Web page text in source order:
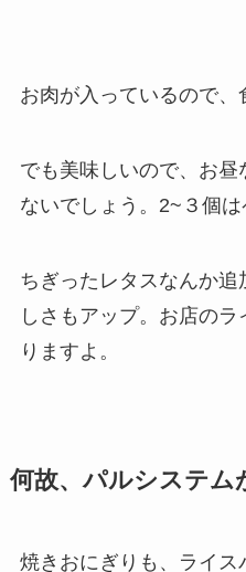
お肉が入っているので、
でも美味しいので、お昼
ないでしょう。2~３個は
ちぎったレタスなんか
しさもアップ。お店の
りますよ。
何故、パルシステム
焼きおにぎりも、ライ